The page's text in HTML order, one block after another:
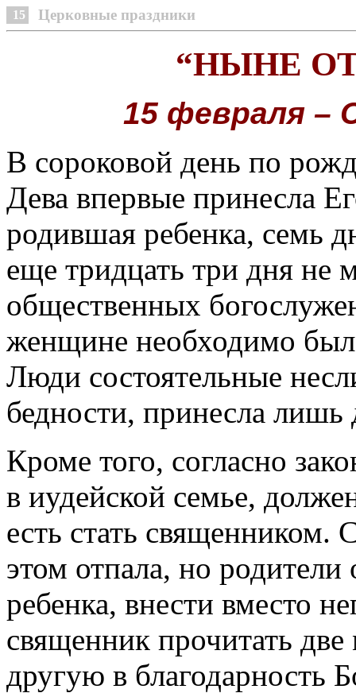
15 Церковные праздники
“НЫНЕ
15 февраля –
В сороковой день по
Дева впервые принесла
родившая ребенка, семь
еще тридцать три дня не
общественных
женщине необходимо
Люди состоятельные
бедности, принесла лишь
Кроме того, согласно
в иудейской семье,
есть стать священником.
этом отпала, но
ребенка, внести вместо
священник прочитать
другую в благодарность